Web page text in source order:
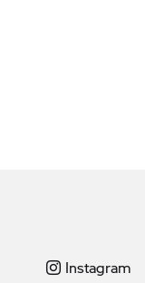
Instagram